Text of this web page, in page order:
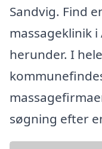
Sandvig. Find
massageklinik
herunder. I
søgning efter